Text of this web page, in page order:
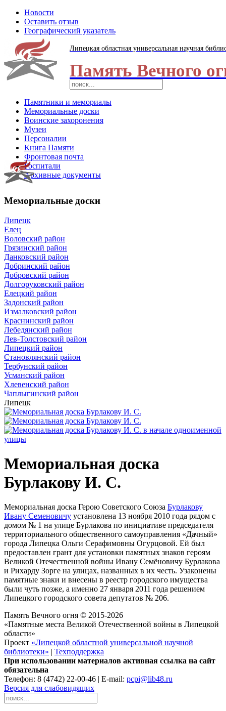
Новости
Оставить отзыв
Географический указатель
Липецкая областная универсальная научная
Память Вечного
Памятники и мемориалы
Мемориальные доски
Воинские захоронения
Музеи
Персоналии
Книга Памяти
Фронтовая почта
Госпитали
Архивные документы
Мемориальные доски
Липецк
Елец
Воловский район
Грязинский район
Данковский район
Добринский район
Добровский район
Долгоруковский район
Елецкий район
Задонский район
Измалковский район
Краснинский район
Лебедянский район
Лев-Толстовский район
Липецкий район
Становлянский район
Тербунский район
Усманский район
Хлевенский район
Чаплыгинский район
Липецк
Мемориальная доска
Бурлакову И. С.
Мемориальная доска Герою Советского Союза Бурлакову
Ивану Семеновичу установлена 13 ноября 2010 года рядом с
домом № 1 на улице Бурлакова по инициативе председателя
территориального общественного самоуправления «Дачный»
города Липецка Ольги Серафимовны Огурцовой. Ей был
предоставлен грант для установки памятных знаков героям
Великой Отечественной войны Ивану Семёновичу Бурлакова
и Рихарду Зорге на улицах, названных в их честь. Узаконены
памятные знаки и внесены в реестр городского имущества
были чуть позже, а именно 27 января 2011 года решением
Липецкого городского совета депутатов № 206.
Память Вечного огня © 2015-2026
«Памятные места Великой Отечественной войны в Липецкой
области»
Проект «Липецкой областной универсальной научной
библиотеки»
Техподдержка
При использовании материалов активная ссылка на сайт
обязательна
Телефон: 8 (4742) 22-00-46 | E-mail: pcpi@lib48.ru
Версия для слабовидящих